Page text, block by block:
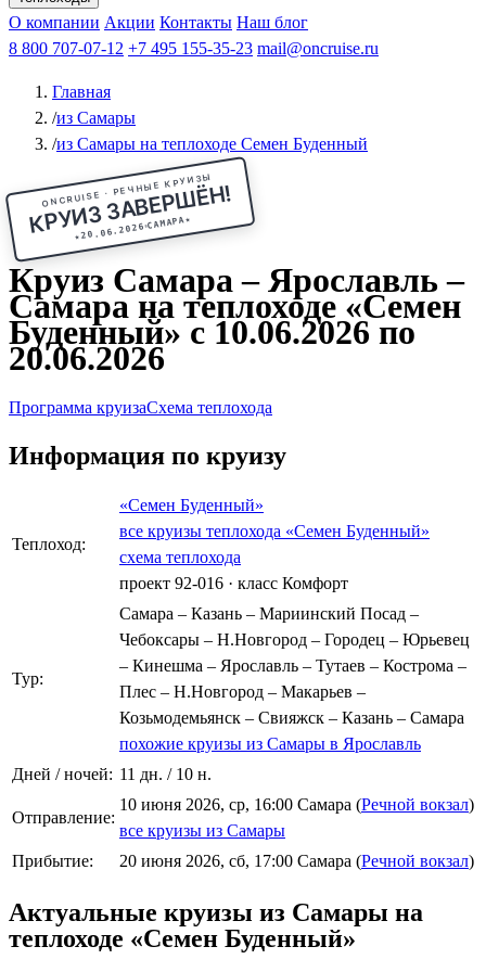
Чебоксарыиз Волгоградаиз Саратова Все города
КазаньВ Нижний НовгородВ ПермьВ Ростов-на-Дону
РыбинскНа СоловкиНа ВалаамПо ОкеПо Енисею
Афанасий Никитин Октябрьская революция
ФединАлександр СвешниковИван
МироновА.С.Попов
О компании Акции Контакты Наш блог
8 800 707-07-12 +7 495 155-35-23 mail@oncruise.ru
Главная
/из Самары
/из Самары на теплоходе Семен Буденный
ONCRUISE · РЕЧНЫЕ КРУИЗЫ
КРУИЗ ЗАВЕРШЁН!
★20.06.2026САМАРА★
Круиз Самара – Ярославль –
Самара на теплоходе «Семен
Буденный» с 10.06.2026 по
20.06.2026
Программа круизаСхема теплохода
Информация по круизу
Теплоход:
«Семен Буденный»
все круизы теплохода «Семен Буденный»
схема теплохода
проект 92-016 · класс Комфорт
Тур:
Самара – Казань – Мариинский Посад –
Чебоксары – Н.Новгород – Городец – Юрьевец
– Кинешма – Ярославль – Тутаев – Кострома –
Плес – Н.Новгород – Макарьев –
Козьмодемьянск – Свияжск – Казань – Самара
похожие круизы из Самары в Ярославль
Дней / ночей: 11 дн. / 10 н.
Отправление:
10 июня 2026, ср, 16:00 Самара (Речной вокзал)
все круизы из Самары
Прибытие:
20 июня 2026, сб, 17:00 Самара (Речной вокзал)
Актуальные круизы из Самары на
теплоходе «Семен Буденный»